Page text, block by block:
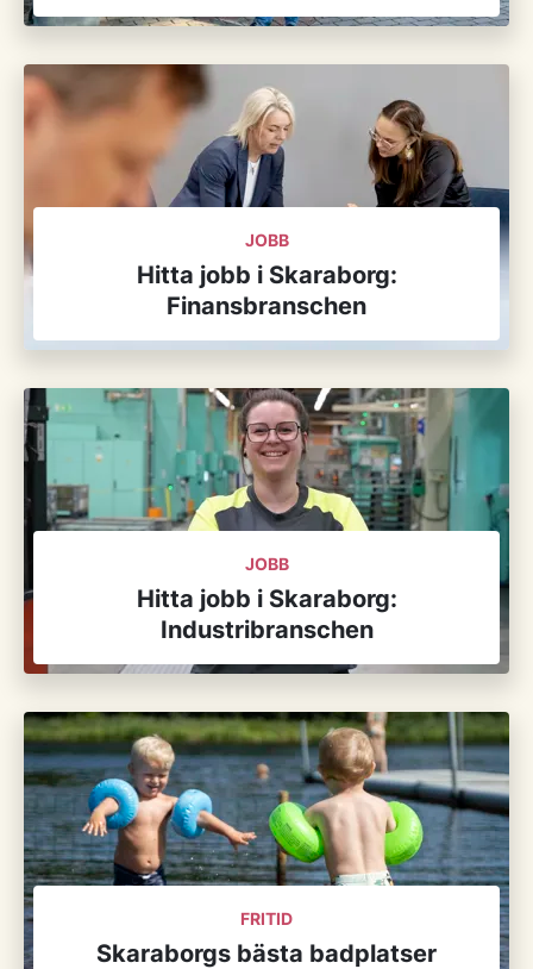
JOBB
Hitta jobb i Skaraborg:
Finansbranschen
JOBB
Hitta jobb i Skaraborg:
Industribranschen
FRITID
Skaraborgs bästa badplatser